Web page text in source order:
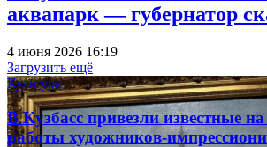
аквапарк — губернатор
4 июня 2026 16:19
Загрузить ещё
Культура
В Кузбасс привезли известные
работы художников-